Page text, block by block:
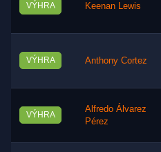
VÝHRA Keenan Lewis
VÝHRA Anthony Cortez
VÝHRA
Alfredo Álvarez
Pérez